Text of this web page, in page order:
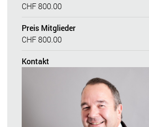
CHF 800.00
Preis Mitglieder
CHF 800.00
Kontakt